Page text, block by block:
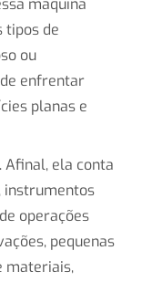
máquina
tipos de
ou
enfrentar
planas e
Afinal, ela conta
instrumentos
operações
pequenas
materiais,